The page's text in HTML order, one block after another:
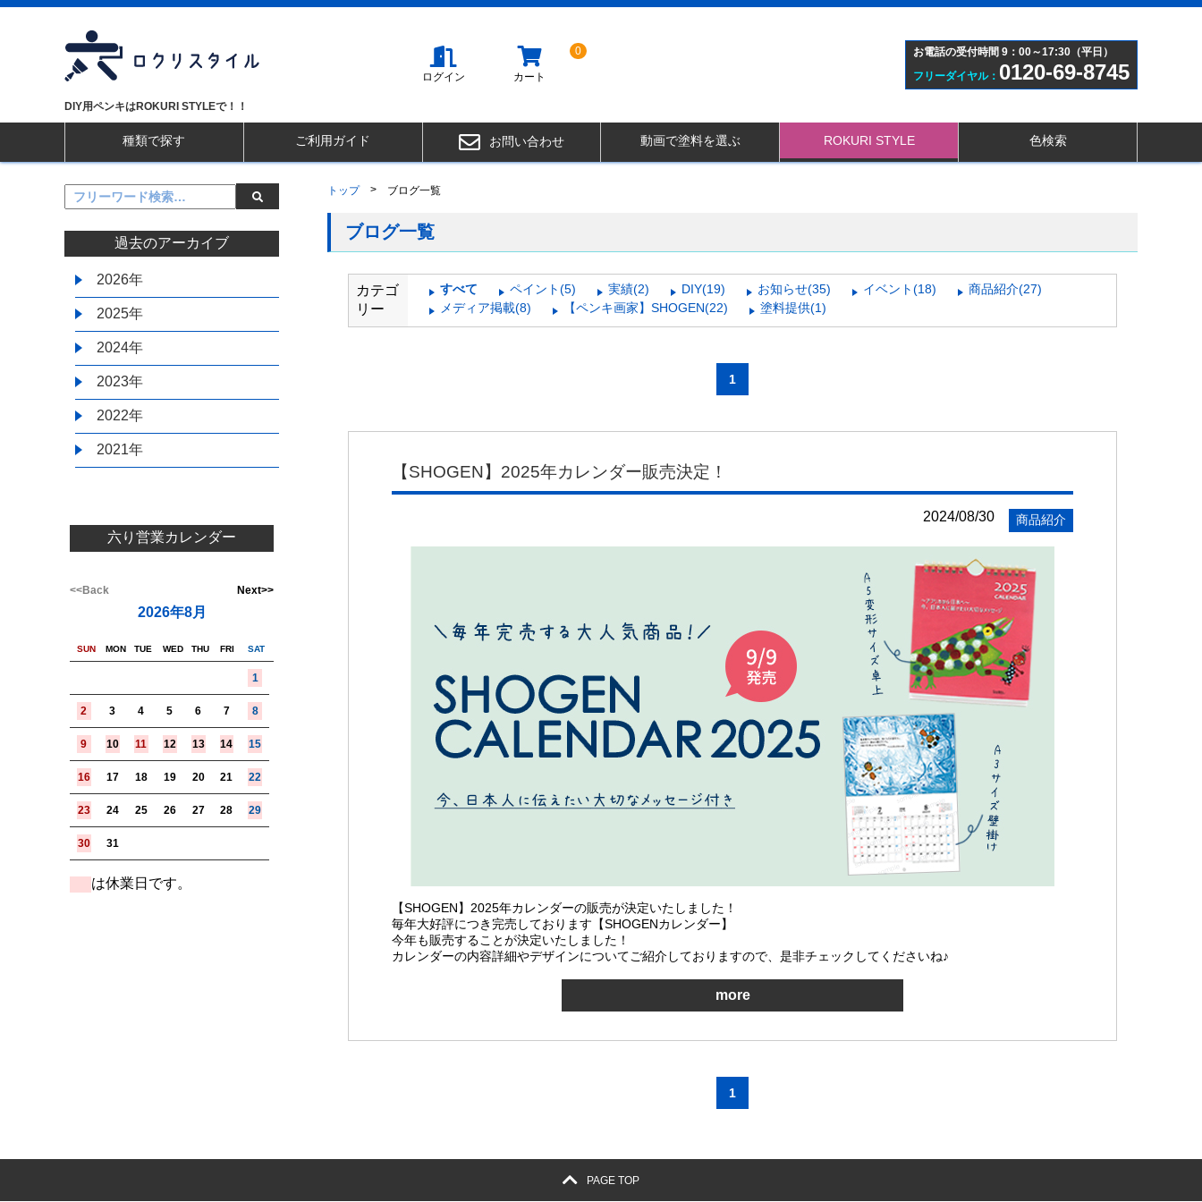
DIY用ペンキはROKURI STYLEで！！
ログイン カート
0
お電話の受付時間 9：00～17:30（平日）
フリーダイヤル： 0120-69-8745
種類で探す ご利用ガイド お問い合わせ 動画で塗料を選ぶ ROKURI STYLE 色検索
過去のアーカイブ
2026年
2025年
2024年
2023年
2022年
2021年
六り営業カレンダー
<<Back Next>>
2026年8月
SUN MON TUE WED THU FRI SAT
1
2 3 4 5 6 7 8
9 10 11 12 13 14 15
16 17 18 19 20 21 22
23 24 25 26 27 28 29
30 31
は休業日です。
トップ > ブログ一覧
ブログ一覧
カテゴ
リー
すべて ペイント(5) 実績(2) DIY(19) お知らせ(35) イベント(18)
商品紹介(27)
メディア掲載(8)
【ペンキ画家】SHOGEN(22) 塗料提供(1)
1
【SHOGEN】2025年カレンダー販売決定！
2024/08/30 商品紹介
【SHOGEN】2025年カレンダーの販売が決定いたしました！
毎年大好評につき完売しております【SHOGENカレンダー】
今年も販売することが決定いたしました！
カレンダーの内容詳細やデザインについてご紹介しておりますので、是非チェックしてくださいね♪
more
1
PAGE TOP